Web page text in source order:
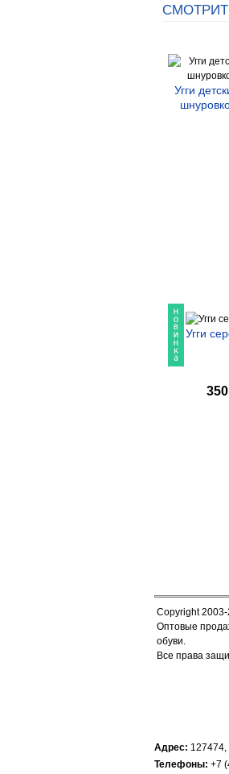
Угги
Угги
Copyright
Оптовые
обуви.
Все права
Адрес: 127474,
Телефоны: +7